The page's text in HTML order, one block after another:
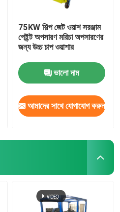
75KW শিল্প জেট ওয়াশ সরঞ্জাম
পেইন্ট অপসারণ মরিচা অপসারণের
জন্য উচ্চ চাপ ওয়াশার
ভালো দাম
আমাদের সাথে যোগাযোগ করুন